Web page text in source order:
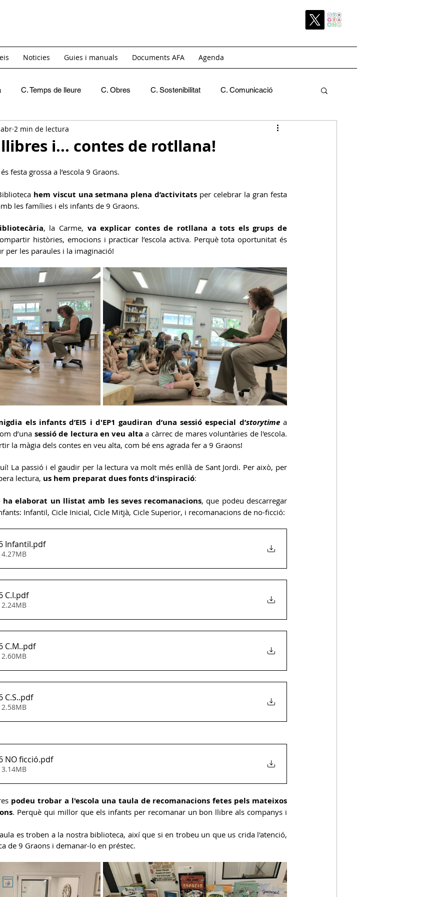
Noticies Guies i manuals Documents AFA Agenda
C. Temps de lleure C. Obres C. Sostenibilitat C. Comunicació
Recomanacions
Igualtat i Diversitat GT. Acollida
C. Reivindicativa i Barri GT Projecte Pati
Gestió Serveis AESA C.Biblioteca
llibres i... contes de rotllana!
2 min de lectura
és festa grossa a l’escola 9 Graons.
hem viscut una setmana plena d’activitats per celebrar la gran festa
les famílies i els infants de 9 Graons.
, la Carme, va explicar contes de rotllana a tots els grups de
històries, emocions i practicar l’escola activa. Perquè tota oportunitat és
per les paraules i la imaginació!
els infants d’EI5 i d'EP1 gaudiran d’una sessió especial d’storytime a
d’una sessió de lectura en veu alta a càrrec de mares voluntàries de l'escola.
la màgia dels contes en veu alta, com bé ens agrada fer a 9 Graons!
La passió i el gaudir per la lectura va molt més enllà de Sant Jordi. Per això, per
lectura, us hem preparat dues fonts d'inspiració:
ha elaborat un llistat amb les seves recomanacions, que podeu descarregar
Infantil, Cicle Inicial, Cicle Mitjà, Cicle Superior, i recomanacions de no-ficció:
Infantil.pdf
4.27MB
C.I.pdf
2.24MB
C.M..pdf
2.60MB
C.S..pdf
2.58MB
NO ficció.pdf
3.14MB
podeu trobar a l'escola una taula de recomanacions fetes pels mateixos
. Perquè qui millor que els infants per recomanar un bon llibre als companys i
es troben a la nostra biblioteca, així que si en trobeu un que us crida l'atenció,
de 9 Graons i demanar-lo en préstec.